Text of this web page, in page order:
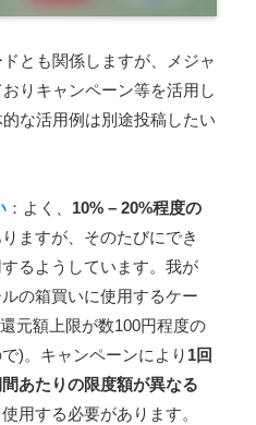
とも関係しますが、メジャ
りキャンペーン等を活用し
な活用例は別途投稿したい
：よく、 10% – 20%程度の
ますが、そのたびにでき
るようしています。我が
の箱買いに使用するケー
元額上限が数100円程度の
)。キャンペーンにより 1回
あたりの限度額が異なる
用する必要があります。